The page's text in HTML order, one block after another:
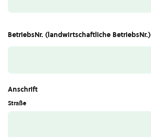
BetriebsNr. (landwirtschaftliche BetriebsNr.)
Anschrift
Straße